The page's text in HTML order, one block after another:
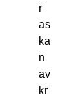
r
as
ka
n
av
kr